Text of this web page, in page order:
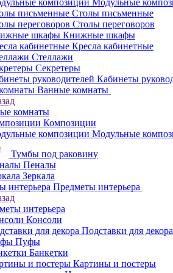
Модульные
Столы письменные
Столы переговоров
Книжные шкафы
Кресла кабинетные
Стеллажи
Секретеры
Кабинеты
Ванные комнаты
комнаты
Композиции
Модульные
Тумбы под раковину
Пеналы
Зеркала
Предметы интерьера
интерьера
Консоли
Подставки для декора
Пуфы
Банкетки
Картины и постеры